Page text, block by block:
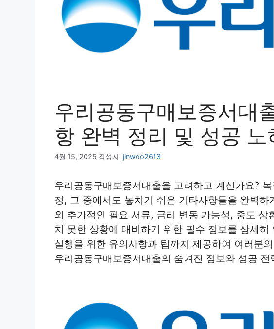
우리공동구매보증서대
항 완벽 정리 및 성공 노
4월 15, 2025 작성자: jinwoo2613
우리공동구매보증서대출을 고려하고 계신가요?
정, 그 중에서도 놓치기 쉬운 기타사항들을 완벽하
외 추가적인 필요 서류, 금리 변동 가능성, 중도 상
치 못한 상황에 대비하기 위한 필수 정보를 상세
실행을 위한 유의사항과 팁까지 제공하여 여러분
우리공동구매보증서대출의 숨겨진 정보와 성공